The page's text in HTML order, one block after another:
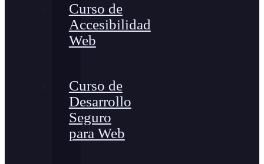
Curso de
Accesibilidad
Web
Curso de
Desarrollo
Seguro
para Web